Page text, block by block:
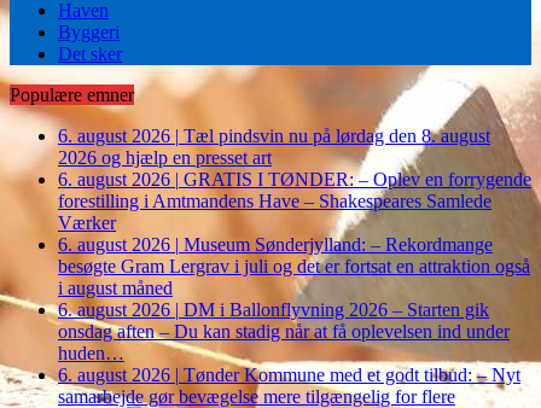
Haven
Byggeri
Det sker
Populære emner
6. august 2026 | Tæl pindsvin nu på lørdag den 8. august
2026 og hjælp en presset art
6. august 2026 | GRATIS I TØNDER: – Oplev en forrygende
forestilling i Amtmandens Have – Shakespeares Samlede
Værker
6. august 2026 | Museum Sønderjylland: – Rekordmange
besøgte Gram Lergrav i juli og det er fortsat en attraktion også
i august måned
6. august 2026 | DM i Ballonflyvning 2026 – Starten gik
onsdag aften – Du kan stadig når at få oplevelsen ind under
huden…
6. august 2026 | Tønder Kommune med et godt tilbud: – Nyt
samarbejde gør bevægelse mere tilgængelig for flere